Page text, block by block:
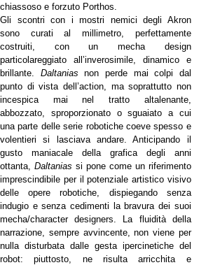
chiassoso e forzuto Porthos.
Gli scontri con i mostri nemici degli Akron
sono curati al millimetro, perfettamente
costruiti, con un mecha design
particolareggiato all’inverosimile, dinamico e
brillante. Daltanias non perde mai colpi dal
punto di vista dell’action, ma soprattutto non
incespica mai nel tratto altalenante,
abbozzato, sproporzionato o sguaiato a cui
una parte delle serie robotiche coeve spesso e
volentieri si lasciava andare. Anticipando il
gusto maniacale della grafica degli anni
ottanta, Daltanias si pone come un riferimento
imprescindibile per il potenziale artistico visivo
delle opere robotiche, dispiegando senza
indugio e senza cedimenti la bravura dei suoi
mecha/character designers. La fluidità della
narrazione, sempre avvincente, non viene per
nulla disturbata dalle gesta ipercinetiche del
robot: piuttosto, ne risulta arricchita e